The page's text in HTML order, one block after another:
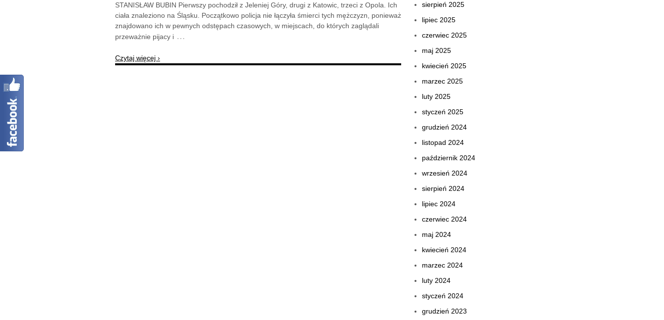
STANISŁAW BUBIN Pierwszy pochodził z Jeleniej Góry, drugi z Katowic, trzeci z Opola. Ich
ciała znaleziono na Śląsku. Początkowo policja nie łączyła śmierci tych mężczyzn, ponieważ
znajdowano ich w pewnych odstępach czasowych, w miejscach, do których zaglądali
przeważnie pijacy i …
Czytaj więcej ›
sierpień 2025
lipiec 2025
czerwiec 2025
maj 2025
kwiecień 2025
marzec 2025
luty 2025
styczeń 2025
grudzień 2024
listopad 2024
październik 2024
wrzesień 2024
sierpień 2024
lipiec 2024
czerwiec 2024
maj 2024
kwiecień 2024
marzec 2024
luty 2024
styczeń 2024
grudzień 2023